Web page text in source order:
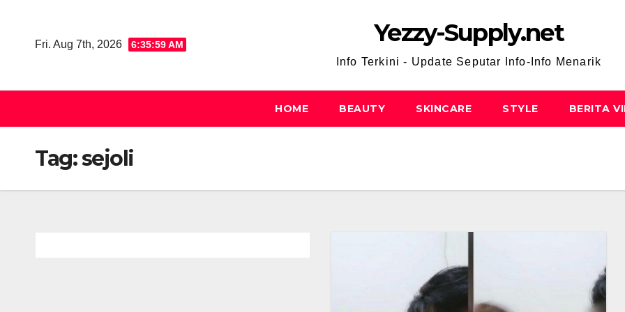
Fri. Aug 7th, 2026 6:36:00 AM Yezzy-Supply.net
Info Terkini - Update Seputar Info-Info Menarik
HOME BEAUTY SKINCARE STYLE BERITA
Tag:sejoli